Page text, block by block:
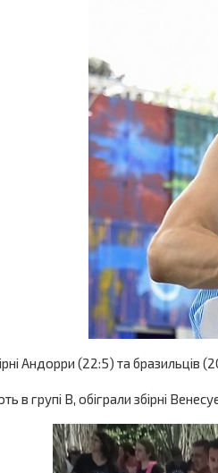
Андорри (22:5) та
в групі В, обіграли збірні